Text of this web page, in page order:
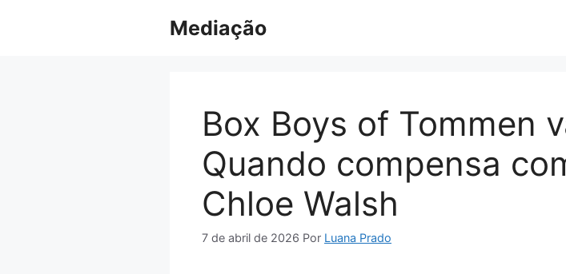
Mediação
Box Boys of Tommen
Quando compensa
Chloe Walsh
7 de abril de 2026 Por Luana Prado